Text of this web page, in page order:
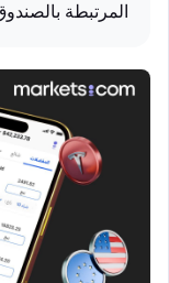
المرتبطة